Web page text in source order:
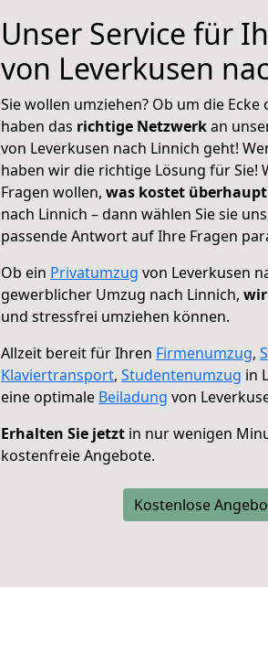
Unser Service für
von Leverkusen
Sie wollen umziehen? Ob um die
haben das richtige Netzwerkan
von Leverkusen nach Linnich geht!
haben wir die richtige Lösung für Sie!
Fragen wollen, was kostet
nach Linnich – dann wählen Sie sie
passende Antwort auf Ihre Fragen
Ob ein Privatumzug von Leverkusen
gewerblicher Umzug nach Linnich,
und stressfrei umziehen können.
Allzeit bereit für Ihren Firmenumzug,
Klaviertransport, Studentenumzug in
eine optimale Beiladung von
Erhalten Sie jetzt in nur wenigen
kostenfreie Angebote.
Kostenlose